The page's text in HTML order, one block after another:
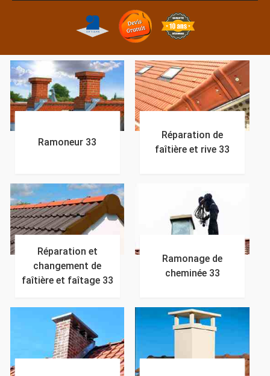
Ramoneur 33
Réparation de
faîtière et rive 33
Réparation et
changement de
faîtière et faîtage 33
Ramonage de
cheminée 33